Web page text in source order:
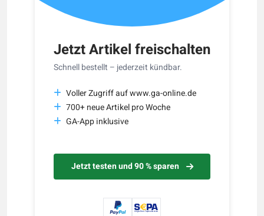
Jetzt Artikel freischalten
Schnell bestellt – jederzeit kündbar.
Voller Zugriff auf www.ga-online.de
700+ neue Artikel pro Woche
GA-App inklusive
Jetzt testen und 90 % sparen